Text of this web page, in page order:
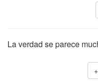
La verdad se parece